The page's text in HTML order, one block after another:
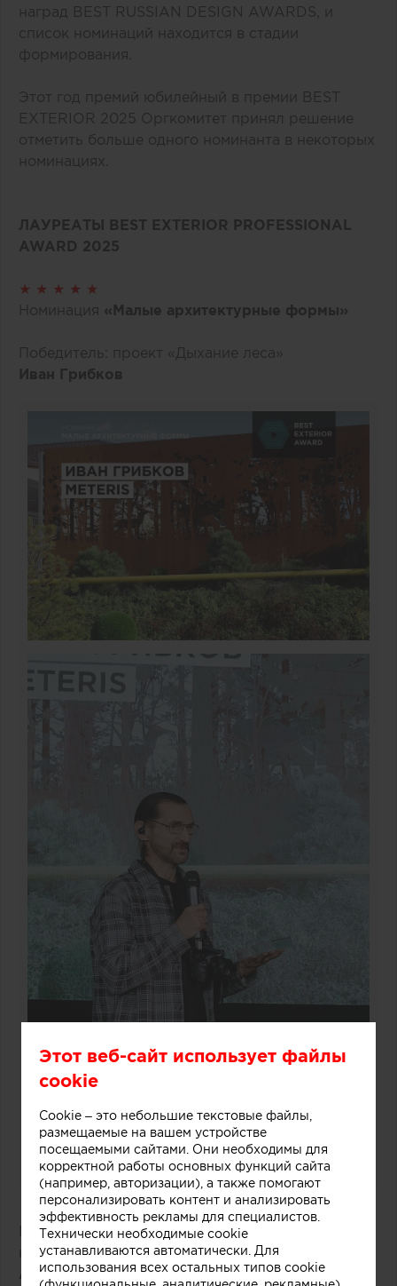
наград BEST RUSSIAN DESIGN AWARDS, и
список номинаций находится в стадии
формирования.
Этот год премий юбилейный в премии BEST
EXTERIOR 2025 Оргкомитет принял решение
отметить больше одного номинанта в некоторых
номинациях.
ЛАУРЕАТЫ BEST EXTERIOR PROFESSIONAL
AWARD 2025
★ ★ ★ ★ ★
Номинация «Малые архитектурные формы»
Победитель: проект «Дыхание леса»
Иван Грибков
Победитель: проект «Бухта маленького
капитана»
Анастасия Топоева, Александр
Этот веб-сайт использует файлы
cookie
Cookie – это небольшие текстовые файлы,
размещаемые на вашем устройстве
посещаемыми сайтами. Они необходимы для
корректной работы основных функций сайта
(например, авторизации), а также помогают
персонализировать контент и анализировать
эффективность рекламы для специалистов.
Технически необходимые cookie
устанавливаются автоматически. Для
использования всех остальных типов cookie